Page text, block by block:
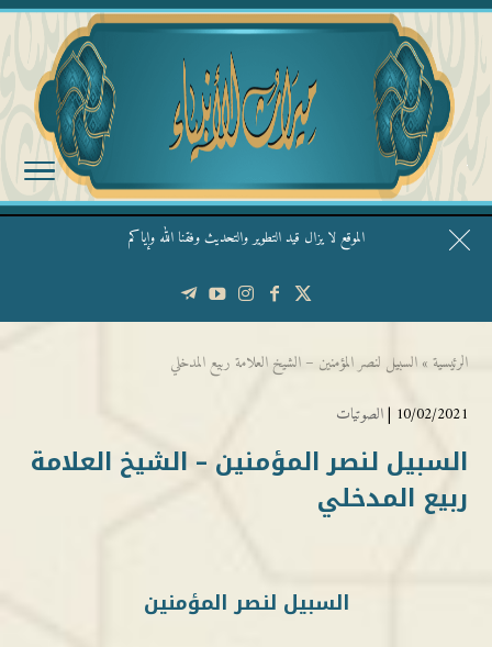
الموقع لا يزال قيد التطوير والتحديث وفقنا الله وإياكم
قال الشيخ ربيع وفقه الله: نحن ليس عندنا تقديس الأشخاص
الرئيسية » السبيل لنصر المؤمنين – الشيخ العلامة ربيع المدخلي
10/02/2021 | الصوتيات
السبيل لنصر المؤمنين – الشيخ العلامة
ربيع المدخلي
السبيل لنصر المؤمنين